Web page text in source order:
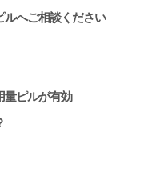
ルへご相談ください
量ピルが有効